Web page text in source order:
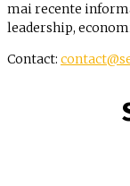
mai recente
leadership,
Contact: